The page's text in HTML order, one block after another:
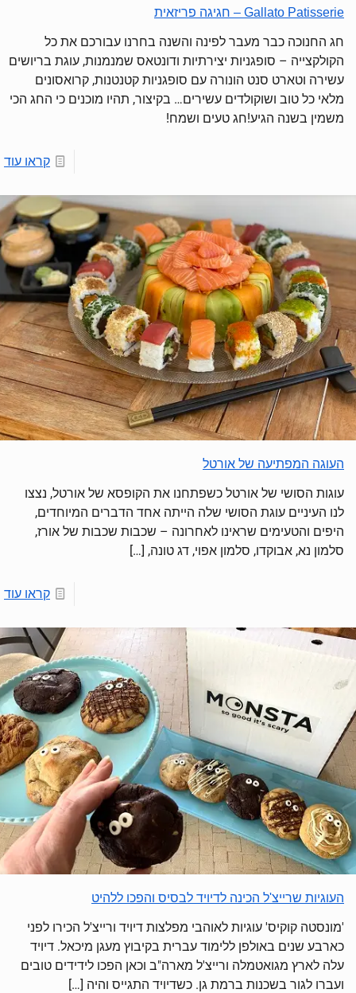
Gallato Patisserie – חגיגה פריזאית
חג החנוכה כבר מעבר לפינה והשנה בחרנו עבורכם את כל
הקולקצייה – סופגניות יצירתיות ודונטאס שמנמנות, עוגת בריושים
עשירה וטארט סנט הונורה עם סופגניות קטנטנות, קרואסונים
מלאי כל טוב ושוקולדים עשירים… בקיצור, תהיו מוכנים כי החג הכי
משמין בשנה הגיע!חג טעים ושמח!
קראו עוד
העוגה המפתיעה של אורטל
עוגות הסושי של אורטל כשפתחנו את הקופסא של אורטל, נצצו
לנו העיניים עוגת הסושי שלה הייתה אחד הדברים המיוחדים,
היפים והטעימים שראינו לאחרונה – שכבות שכבות של אורז,
סלמון נא, אבוקדו, סלמון אפוי, דג טונה, […]
קראו עוד
העוגיות שרייצ'ל הכינה לדיויד לבסיס והפכו ללהיט
'מונסטה קוקיס' עוגיות לאוהבי מפלצות דיויד ורייצ'ל ‏הכירו לפני
כארבע שנים באולפן ללימוד עברית בקיבוץ מעגן מיכאל. דיויד
עלה לארץ מגואטמלה ורייצ'ל מארה"ב וכאן הפכו לידידים טובים
ועברו לגור בשכנות ברמת גן. כשדיויד התגייס והיה […]